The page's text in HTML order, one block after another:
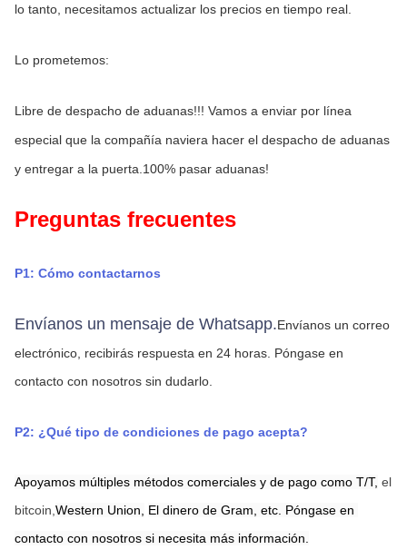
lo tanto, necesitamos actualizar los precios en tiempo real.
Lo prometemos:
Libre de despacho de aduanas!!! Vamos a enviar por línea
especial que la compañía naviera hacer el despacho de aduanas
y entregar a la puerta.100% pasar aduanas!
Preguntas frecuentes
P1: Cómo contactarnos
Envíanos un mensaje de Whatsapp.Envíanos un correo
electrónico, recibirás respuesta en 24 horas. Póngase en
contacto con nosotros sin dudarlo.
P2: ¿Qué tipo de condiciones de pago acepta?
Apoyamos múltiples métodos comerciales y de pago como T/T, el
bitcoin, Western Union, El dinero de Gram, etc. Póngase en
contacto con nosotros si necesita más información.